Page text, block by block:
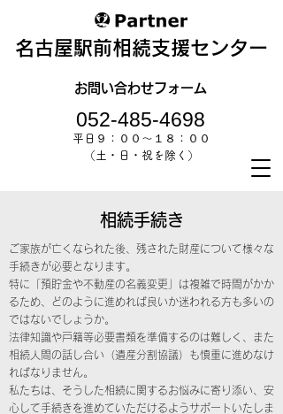
052-485-4698
平日９：００～１８：００
（土・日・祝を除く）
お問い合わせフォーム
名古屋駅前相続支援センター
相続手続き
ご家族が亡くなられた後、残された財産について様々な
手続きが必要となります。
特に「預貯金や不動産の名義変更」は複雑で時間がかか
るため、どのように進めれば良いか迷われる方も多いの
ではないでしょうか。
法律知識や戸籍等必要書類を準備するのは難しく、また
相続人間の話し合い（遺産分割協議）も慎重に進めなけ
ればなりません。
私たちは、そうした相続に関するお悩みに寄り添い、安
心して手続きを進めていただけるようサポートいたしま